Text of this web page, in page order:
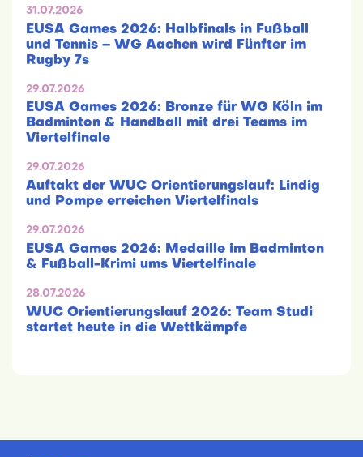
31.07.2026
EUSA Games 2026: Halbfinals in Fußball
und Tennis – WG Aachen wird Fünfter im
Rugby 7s
29.07.2026
EUSA Games 2026: Bronze für WG Köln im
Badminton & Handball mit drei Teams im
Viertelfinale
29.07.2026
Auftakt der WUC Orientierungslauf: Lindig
und Pompe erreichen Viertelfinals
29.07.2026
EUSA Games 2026: Medaille im Badminton
& Fußball-Krimi ums Viertelfinale
28.07.2026
WUC Orientierungslauf 2026: Team Studi
startet heute in die Wettkämpfe